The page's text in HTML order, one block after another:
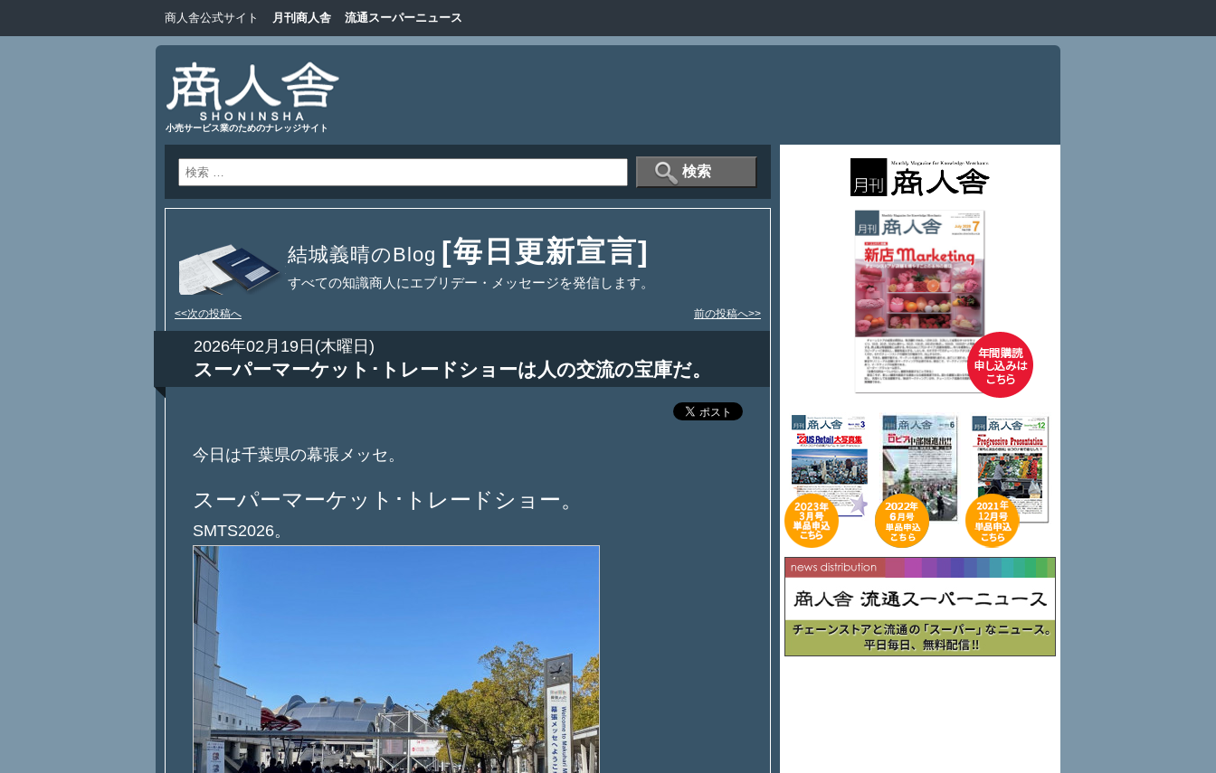
商人舎公式サイト 月刊商人舎 流通スーパーニュース
小売サービス業のためのナレッジサイト
結城義晴のBlog [毎日更新宣言]
すべての知識商人にエブリデー・メッセージを発信します。
<<次の投稿へ 前の投稿へ>>
2026年02月19日(木曜日)
スーパーマーケット･トレードショーは人の交流の宝庫だ。
今日は千葉県の幕張メッセ。
スーパーマーケット･トレードショー。
SMTS2026。